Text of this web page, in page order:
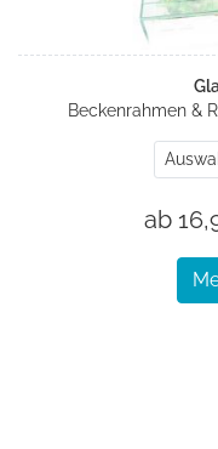
Beckenrahmen &
ab